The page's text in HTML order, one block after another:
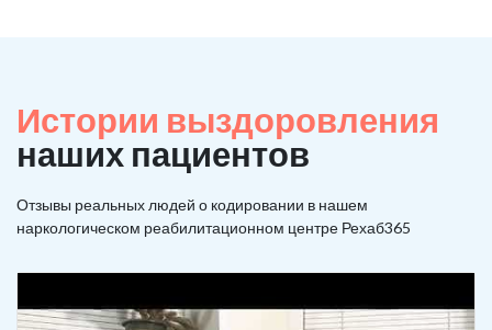
Истории выздоровления
наших пациентов
Отзывы реальных людей о кодировании в нашем
наркологическом реабилитационном центре Рехаб365